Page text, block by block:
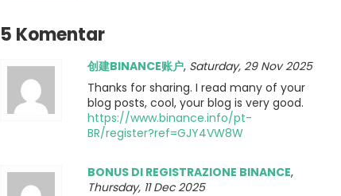
5 Komentar
创建BINANCE账户, Saturday, 29 Nov 2025
Thanks for sharing. I read many of your
blog posts, cool, your blog is very good.
https://www.binance.info/pt-
BR/register?ref=GJY4VW8W
BONUS DI REGISTRAZIONE BINANCE,
Thursday, 11 Dec 2025